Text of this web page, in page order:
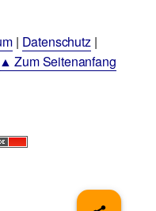
| Datenschutz|
▲ Zum Seitenanfang